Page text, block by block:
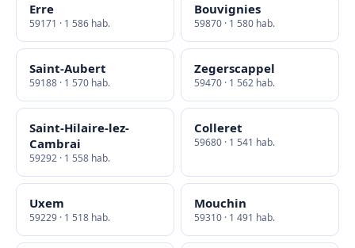
Erre
59171 · 1 586 hab.
Bouvignies
59870 · 1 580 hab.
Saint-Aubert
59188 · 1 570 hab.
Zegerscappel
59470 · 1 562 hab.
Saint-Hilaire-lez-
Cambrai
59292 · 1 558 hab.
Colleret
59680 · 1 541 hab.
Uxem
59229 · 1 518 hab.
Mouchin
59310 · 1 491 hab.